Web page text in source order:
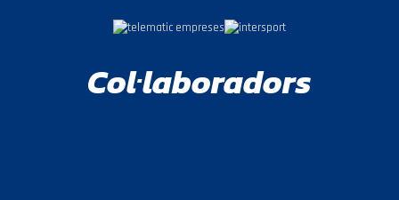
Col·laboradors